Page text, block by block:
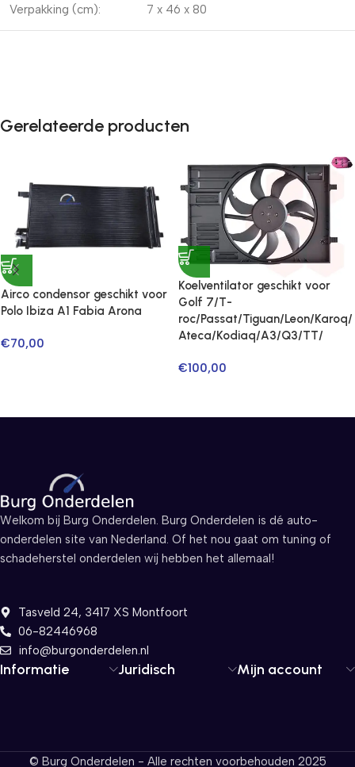
Verpakking (cm): 7 x 46 x 80
Gerelateerde producten
Airco condensor geschikt voor
Polo Ibiza A1 Fabia Arona
€70,00
Koelventilator geschikt voor
Golf 7/T-
roc/Passat/Tiguan/Leon/Karoq/
Ateca/Kodiaq/A3/Q3/TT/
€100,00
Informatie Juridisch Mijn account
Welkom bij Burg Onderdelen. Burg Onderdelen is dé auto-
onderdelen site van Nederland. Of het nou gaat om tuning of
schadeherstel onderdelen wij hebben het allemaal!
Tasveld 24, 3417 XS Montfoort
06-82446968
info@burgonderdelen.nl
© Burg Onderdelen - Alle rechten voorbehouden 2025